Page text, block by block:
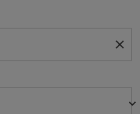
close
keyboard_arrow_down